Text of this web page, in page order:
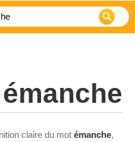
émanche
claire du mot émanche,